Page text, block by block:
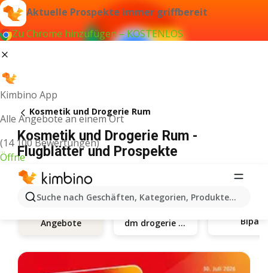
Aktuelle Prospekte immer griffbereit
Zu Chrome hinzufügen – KOSTENLOS
Kimbino App
Alle Angebote an einem Ort
(14 100 Bewertungen)
Öffne
Suche nach Geschäften, Kategorien, Produkten...
Kosmetik und Drogerie Rum
Kosmetik und Drogerie Rum -
Flugblätter und Prospekte
Angebote dm drogerie markt Bipa